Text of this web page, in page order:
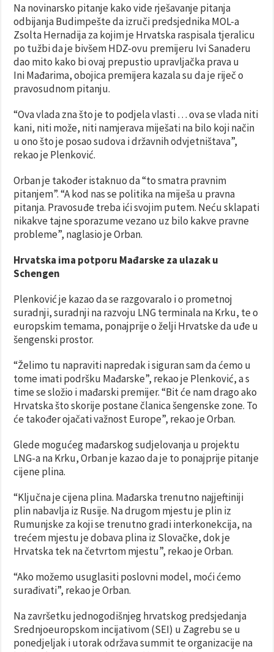
Na novinarsko pitanje kako vide rješavanje pitanja
odbijanja Budimpešte da izruči predsjednika MOL-a
Zsolta Hernadija za kojim je Hrvatska raspisala tjeralicu
po tužbi da je bivšem HDZ-ovu premijeru Ivi Sanaderu
dao mito kako bi ovaj prepustio upravljačka prava u
Ini Mađarima, obojica premijera kazala su da je riječ o
pravosudnom pitanju.
“Ova vlada zna što je to podjela vlasti … ova se vlada niti
kani, niti može, niti namjerava miješati na bilo koji način
u ono što je posao sudova i državnih odvjetništava”,
rekao je Plenković.
Orban je također istaknuo da “to smatra pravnim
pitanjem”. “A kod nas se politika na miješa u pravna
pitanja. Pravosuđe treba ići svojim putem. Neću sklapati
nikakve tajne sporazume vezano uz bilo kakve pravne
probleme”, naglasio je Orban.
Hrvatska ima potporu Mađarske za ulazak u
Schengen
Plenković je kazao da se razgovaralo i o prometnoj
suradnji, suradnji na razvoju LNG terminala na Krku, te o
europskim temama, ponajprije o želji Hrvatske da uđe u
šengenski prostor.
“Želimo tu napraviti napredak i siguran sam da ćemo u
tome imati podršku Mađarske”, rekao je Plenković, a s
time se složio i mađarski premijer. “Bit će nam drago ako
Hrvatska što skorije postane članica šengenske zone. To
će također ojačati važnost Europe”, rekao je Orban.
Glede mogućeg mađarskog sudjelovanja u projektu
LNG-a na Krku, Orban je kazao da je to ponajprije pitanje
cijene plina.
“Ključna je cijena plina. Mađarska trenutno najjeftiniji
plin nabavlja iz Rusije. Na drugom mjestu je plin iz
Rumunjske za koji se trenutno gradi interkonekcija, na
trećem mjestu je dobava plina iz Slovačke, dok je
Hrvatska tek na četvrtom mjestu”, rekao je Orban.
“Ako možemo usuglasiti poslovni model, moći ćemo
surađivati”, rekao je Orban.
Na završetku jednogodišnjeg hrvatskog predsjedanja
Srednjoeuropskom incijativom (SEI) u Zagrebu se u
ponedjeljak i utorak održava summit te organizacije na